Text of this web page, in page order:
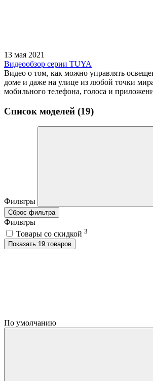
13 мая 2021
Видеообзор серии TUYA
Видео о том, как можно управлять
доме и даже на улице из любой точки
мобильного телефона, голоса и
Список моделей (19)
Фильтры
Сброс фильтра
Фильтры
Товары со скидкой 3
Показать 19 товаров
По умолчанию